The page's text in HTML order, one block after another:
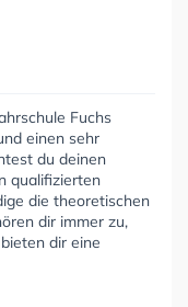
Fuchs
einen sehr
du deinen
qualifizierten
die theoretischen
dir immer zu,
dir eine